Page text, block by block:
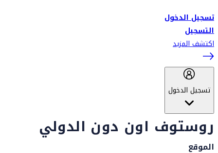
تسجيل الدخول
التسجيل
اكتشف المزيد
تسجيل الدخول
روستوف اون دون الدولي
الموقع